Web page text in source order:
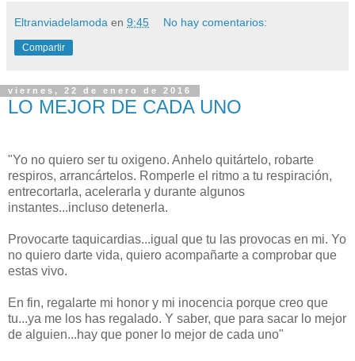
Eltranviadelamoda en 9:45 No hay comentarios:
Compartir
viernes, 22 de enero de 2016
LO MEJOR DE CADA UNO
"Yo no quiero ser tu oxigeno. Anhelo quitártelo, robarte
respiros, arrancártelos. Romperle el ritmo a tu respiración,
entrecortarla, acelerarla y durante algunos
instantes...incluso detenerla.
Provocarte taquicardias...igual que tu las provocas en mi. Yo
no quiero darte vida, quiero acompañarte a comprobar que
estas vivo.
En fin, regalarte mi honor y mi inocencia porque creo que
tu...ya me los has regalado. Y saber, que para sacar lo mejor
de alguien...hay que poner lo mejor de cada uno"